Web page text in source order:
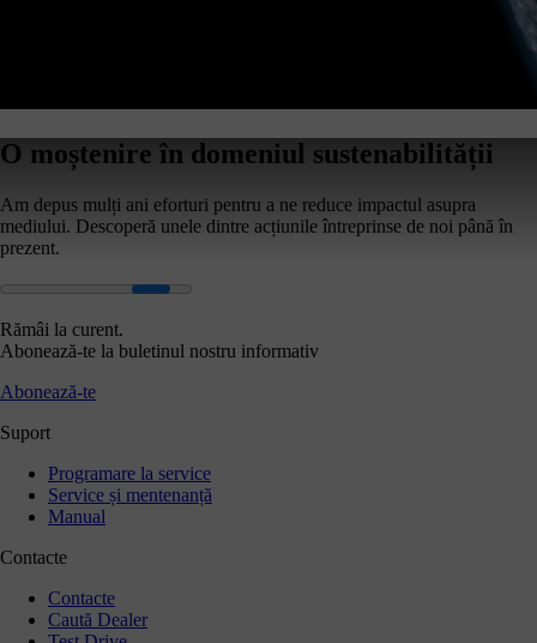
O moștenire în domeniul sustenabilității
Am depus mulți ani eforturi pentru a ne reduce impactul asupra
mediului. Descoperă unele dintre acțiunile întreprinse de noi până în
prezent.